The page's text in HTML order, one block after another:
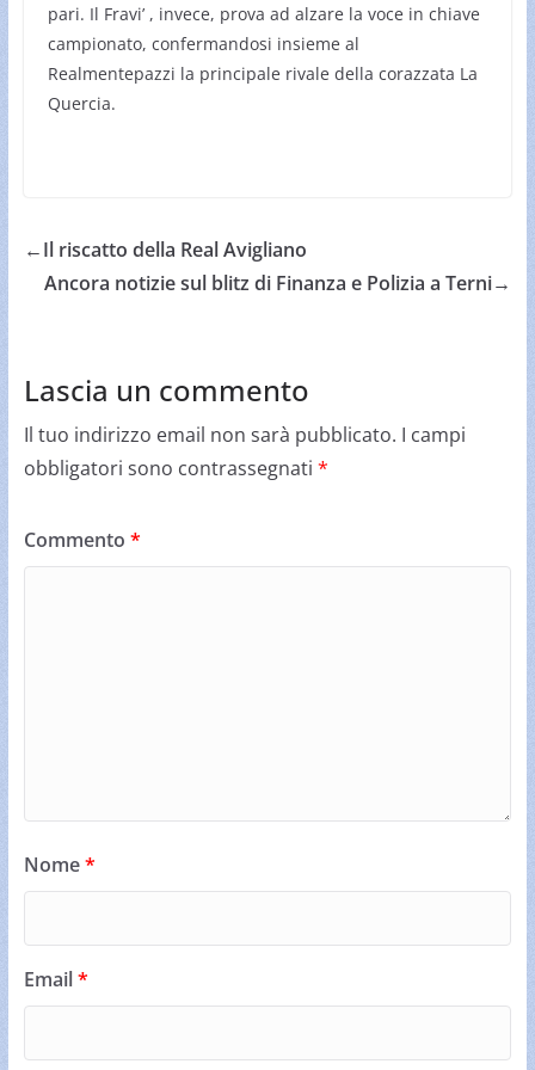
pari. Il Fravi’ , invece, prova ad alzare la voce in chiave
campionato, confermandosi insieme al
Realmentepazzi la principale rivale della corazzata La
Quercia.
←Il riscatto della Real Avigliano
Ancora notizie sul blitz di Finanza e Polizia a Terni→
Lascia un commento
Il tuo indirizzo email non sarà pubblicato. I campi
obbligatori sono contrassegnati *
Commento *
Nome*
Email*